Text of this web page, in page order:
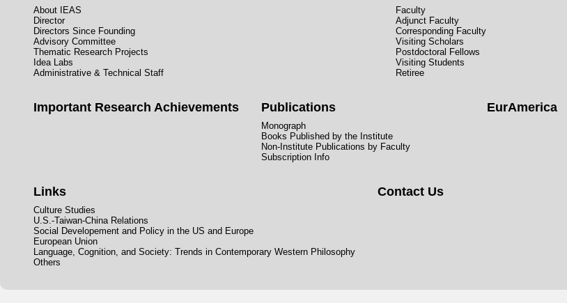
About IEAS
Director
Directors Since Founding
Advisory Committee
Thematic Research Projects
Idea Labs
Administrative & Technical Staff
Faculty
Adjunct Faculty
Corresponding Faculty
Visiting Scholars
Postdoctoral Fellows
Visiting Students
Retiree
Important Research Achievements Publications
Monograph
Books Published by the Institute
Non-Institute Publications by Faculty
Subscription Info
EurAmerica
Links
Culture Studies
U.S.-Taiwan-China Relations
Social Developement and Policy in the US and Europe
European Union
Language, Cognition, and Society: Trends in Contemporary Western Philosophy
Others
Contact Us